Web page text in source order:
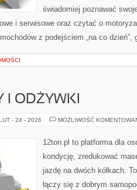
świadomiej poznawać
i serwisowe oraz czytać o
z podejściem „na co
I ODŻYWKI
- 24 - 2026 MOŻLIWOŚĆ
12ton.pl to platforma dla
kondycję, zredukować
jazdę na dwóch kółkach.
łączy się z dobrym